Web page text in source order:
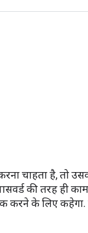
चाहता है, तो
की तरह ही
के लिए कहेगा.